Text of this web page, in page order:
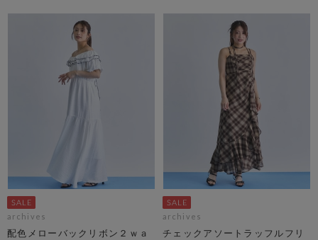
archives
配色メローバックリボン２ｗａ
archives
チェックアソートラッフルフリ